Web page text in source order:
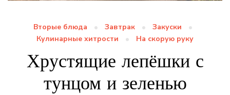
Вторые блюда Завтрак
Закуски
Кулинарные хитрости
На скорую руку
Хрустящие лепёшки с
тунцом и зеленью